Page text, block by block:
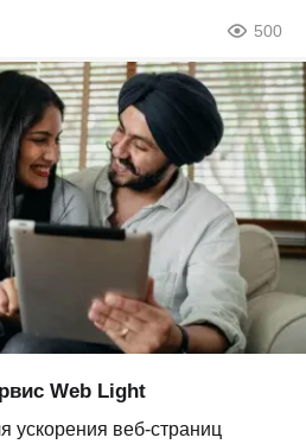
500
Web Light
ускорения веб-страниц